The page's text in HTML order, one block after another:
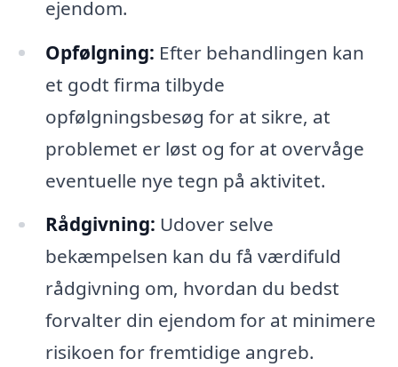
ejendom.
Opfølgning: Efter behandlingen kan
et godt firma tilbyde
opfølgningsbesøg for at sikre, at
problemet er løst og for at overvåge
eventuelle nye tegn på aktivitet.
Rådgivning: Udover selve
bekæmpelsen kan du få værdifuld
rådgivning om, hvordan du bedst
forvalter din ejendom for at minimere
risikoen for fremtidige angreb.